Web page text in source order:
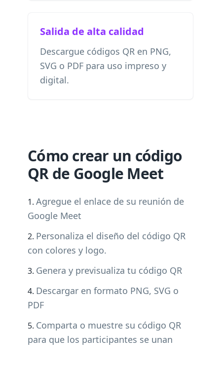
Salida de alta calidad
Descargue códigos QR en PNG,
SVG o PDF para uso impreso y
digital.
Cómo crear un código
QR de Google Meet
Agregue el enlace de su reunión de
Google Meet
Personaliza el diseño del código QR
con colores y logo.
Genera y previsualiza tu código QR
Descargar en formato PNG, SVG o
PDF
Comparta o muestre su código QR
para que los participantes se unan